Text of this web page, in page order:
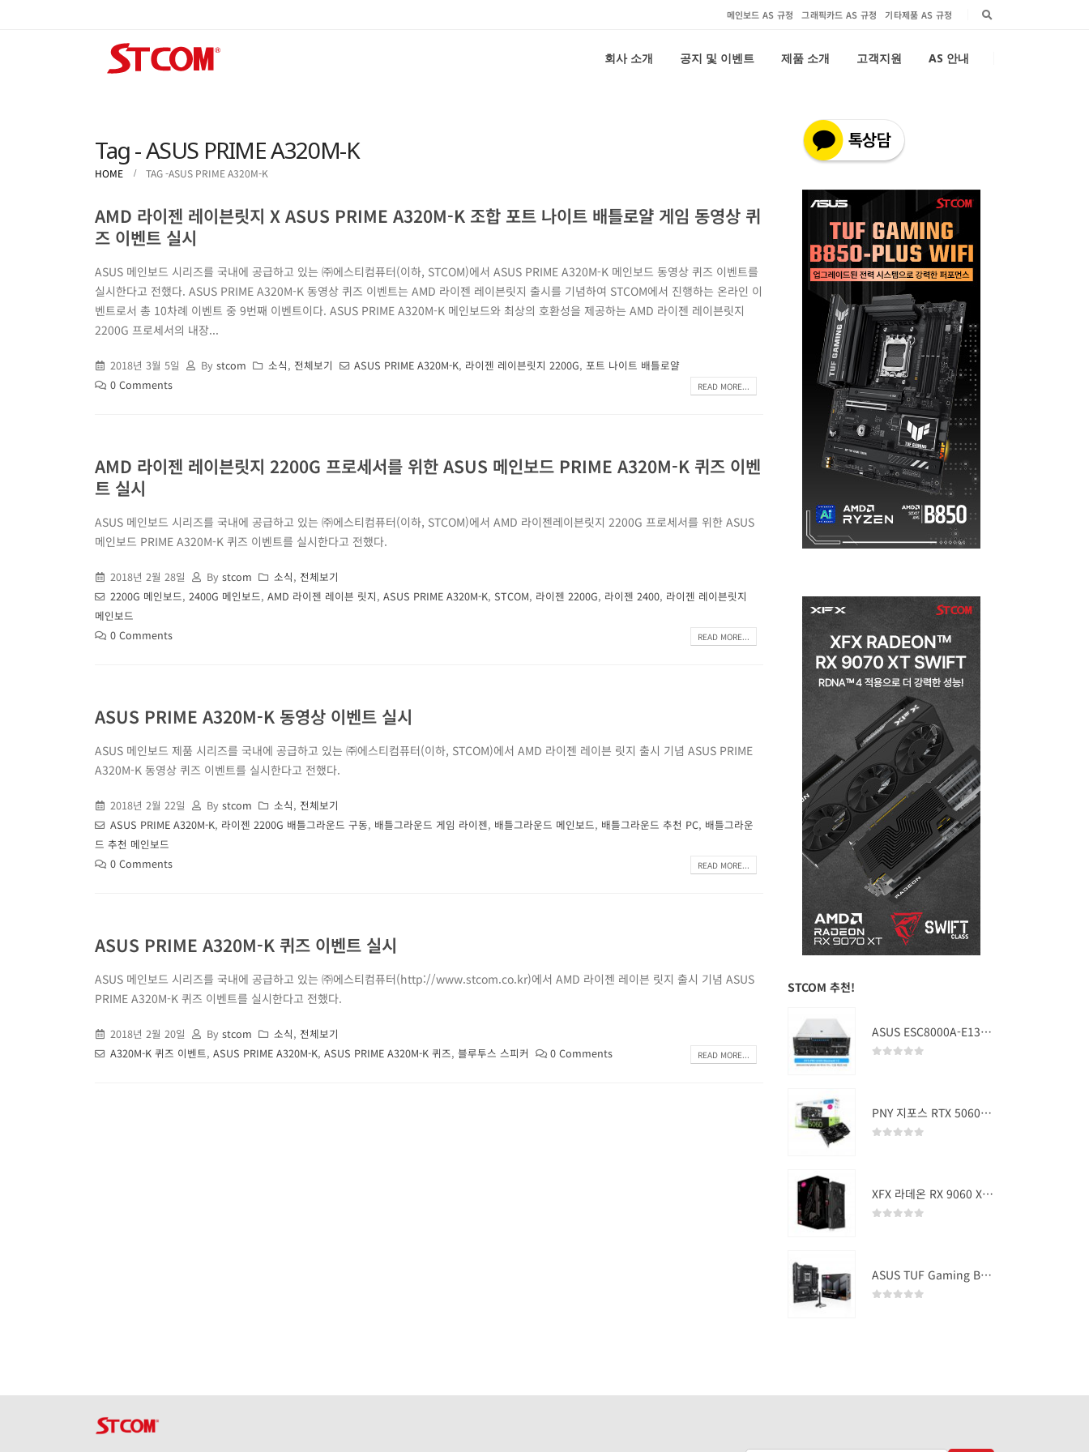
메인보드 AS 규정 그래픽카드 AS 규정 기타제품 AS 규정
회사 소개 공지 및 이벤트 제품 소개 고객지원 AS 안내
Tag - ASUS PRIME A320M-K
HOME TAG -ASUS PRIME A320M-K
AMD 라이젠 레이븐릿지 X ASUS PRIME A320M-K 조합 포트 나이트 배틀로얄 게임 동영상 퀴
즈 이벤트 실시
ASUS 메인보드 시리즈를 국내에 공급하고 있는 ㈜에스티컴퓨터(이하, STCOM)에서 ASUS PRIME A320M-K 메인보드 동영상 퀴즈 이벤트를
실시한다고 전했다. ASUS PRIME A320M-K 동영상 퀴즈 이벤트는 AMD 라이젠 레이븐릿지 출시를 기념하여 STCOM에서 진행하는 온라인 이
벤트로서 총 10차례 이벤트 중 9번째 이벤트이다. ASUS PRIME A320M-K 메인보드와 최상의 호환성을 제공하는 AMD 라이젠 레이븐릿지
2200G 프로세서의 내장...
2018년 3월 5일 Bystcom 소식, 전체보기 ASUS PRIME A320M-K, 라이젠 레이븐릿지 2200G,포트 나이트 배틀로얄
0 Comments
READ MORE...
AMD 라이젠 레이븐릿지 2200G 프로세서를 위한 ASUS 메인보드 PRIME A320M-K 퀴즈 이벤
트 실시
ASUS 메인보드 시리즈를 국내에 공급하고 있는 ㈜에스티컴퓨터(이하, STCOM)에서 AMD 라이젠레이븐릿지 2200G 프로세서를 위한 ASUS
메인보드 PRIME A320M-K 퀴즈 이벤트를 실시한다고 전했다.
2018년 2월 28일 Bystcom 소식, 전체보기
2200G 메인보드, 2400G 메인보드, AMD 라이젠 레이븐 릿지, ASUS PRIME A320M-K, STCOM, 라이젠 2200G, 라이젠 2400, 라이젠 레이븐릿지
메인보드
0 Comments
READ MORE...
ASUS PRIME A320M-K 동영상 이벤트 실시
ASUS 메인보드 제품 시리즈를 국내에 공급하고 있는 ㈜에스티컴퓨터(이하, STCOM)에서 AMD 라이젠 레이븐 릿지 출시 기념 ASUS PRIME
A320M-K 동영상 퀴즈 이벤트를 실시한다고 전했다.
2018년 2월 22일 Bystcom 소식, 전체보기
ASUS PRIME A320M-K, 라이젠 2200G 배틀그라운드 구동, 배틀그라운드 게임 라이젠, 배틀그라운드 메인보드, 배틀그라운드 추천 PC, 배틀그라운
드 추천 메인보드
0 Comments
READ MORE...
ASUS PRIME A320M-K 퀴즈 이벤트 실시
ASUS 메인보드 시리즈를 국내에 공급하고 있는 ㈜에스티컴퓨터(http://www.stcom.co.kr)에서 AMD 라이젠 레이븐 릿지 출시 기념 ASUS
PRIME A320M-K 퀴즈 이벤트를 실시한다고 전했다.
2018년 2월 20일 Bystcom 소식, 전체보기
A320M-K 퀴즈 이벤트, ASUS PRIME A320M-K, ASUS PRIME A320M-K 퀴즈, 블루투스 스피커 0 Comments READ MORE...
STCOM 추천!
ASUS ESC8000A-E13 (RTX PRO 5000 Blackwell x2)
PNY 지포스 RTX 5060 OC D7 8GB Dual Fan
XFX 라데온 RX 9060 XT SWIFT DUAL OC D6 16GB
ASUS TUF Gaming B850-PLUS WIFI